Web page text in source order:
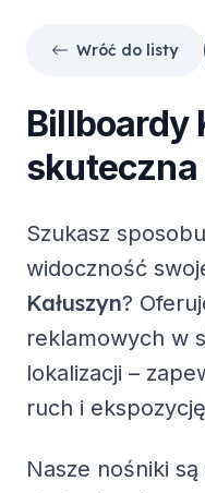
Wróć do listy
Billboardy
skuteczna
Szukasz
widoczność
Kałuszyn?
reklamowych w
lokalizacji –
ruch i
Nasze nośniki